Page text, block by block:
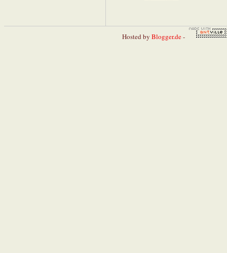
Hosted by Blogger.de-